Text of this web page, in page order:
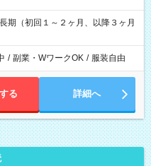
期（初回１～２ヶ月、以降３ヶ月
/ 副業・WワークOK / 服装自由
る 詳細へ